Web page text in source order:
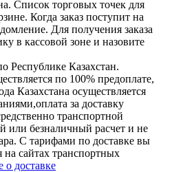
Список торговых точек для
Когда заказ поступит на
Для получения заказа
в кассовой зоне и назовите
Республике Казахстан.
по 100% предоплате,
Казахстана осуществляется
за доставку
транспортной
или безналичный расчет и не
С тарифами по доставке вы
на сайтах транспортных
о доставке